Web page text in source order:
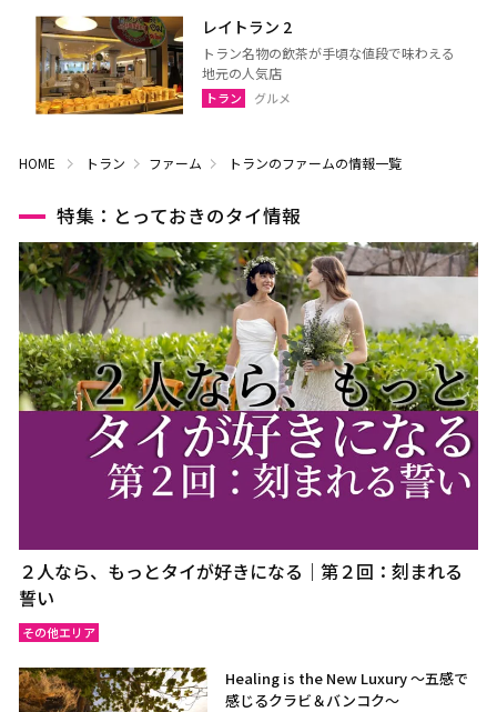
レイトラン 2
トラン名物の飲茶が手頃な値段で味わえる
地元の人気店
トラン グルメ
HOME トラン ファーム トランのファームの情報一覧
特集：とっておきのタイ情報
２人なら、もっとタイが好きになる｜第２回：刻まれる
誓い
その他エリア
Healing is the New Luxury ～五感で
感じるクラビ＆バンコク～